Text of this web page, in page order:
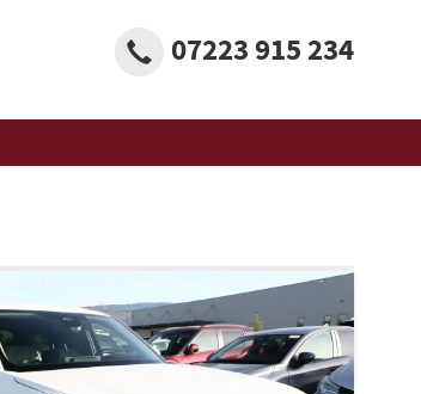
07223 915 234